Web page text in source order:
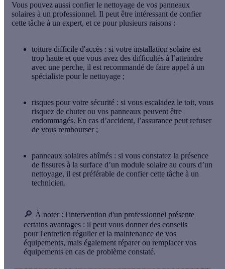
Vous pouvez aussi confier le nettoyage de vos panneaux
solaires à un professionnel. Il peut être intéressant de confier
cette tâche à un expert, et ce pour plusieurs raisons :
toiture difficile d'accès : si votre installation solaire est
trop haute et que vous avez des difficultés à l’atteindre
avec une perche, il est recommandé de faire appel à un
spécialiste pour le nettoyage ;
risques pour votre sécurité : si vous escaladez le toit, vous
risquez de chuter ou vos panneaux peuvent être
endommagés. En cas d’accident, l’assurance peut refuser
de vous rembourser ;
panneaux solaires abîmés : si vous constatez la présence
de fissures à la surface d’un module solaire au cours d’un
nettoyage, il est préférable de confier cette tâche à un
technicien.
🔎 À noter : l'intervention d'un professionnel présente
certains avantages : il peut vous donner des conseils
pour l'entretien régulier et la maintenance de vos
équipements, mais également réparer ou remplacer vos
équipements en cas de problème constaté.